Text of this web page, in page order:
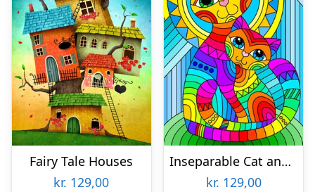
Fairy Tale Houses
kr. 129,00
Inseparable Cat and Kitten
kr. 129,00